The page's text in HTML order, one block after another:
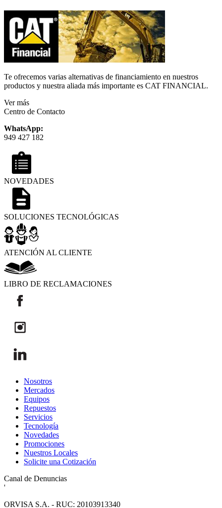
Te ofrecemos varias alternativas de financiamiento en nuestros
productos y nuestra aliada más importante es CAT FINANCIAL.
Ver más
Centro de Contacto
WhatsApp:
949 427 182
NOVEDADES
SOLUCIONES TECNOLÓGICAS
ATENCIÓN AL CLIENTE
LIBRO DE RECLAMACIONES
Nosotros
Mercados
Equipos
Repuestos
Servicios
Tecnología
Novedades
Promociones
Nuestros Locales
Solicite una Cotización
Canal de Denuncias
'
ORVISA S.A. - RUC: 20103913340